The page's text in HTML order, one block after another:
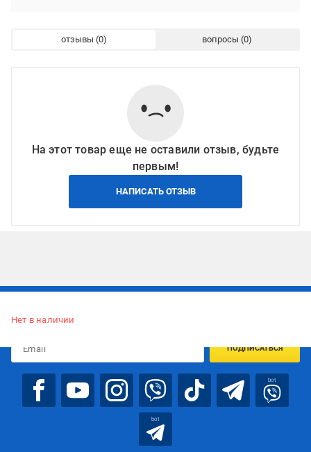
отзывы вопросы
На этот товар еще не оставили отзыв, будьте
первым!
НАПИСАТЬ ОТЗЫВ
Нет в наличии
ПОДПИСАТЬСЯ
bot
bot